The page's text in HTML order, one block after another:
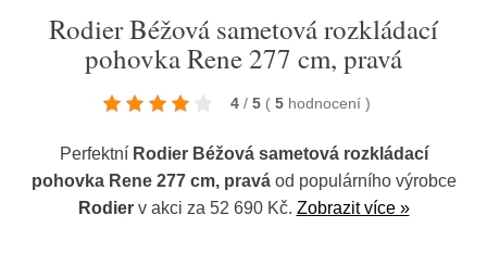
Rodier Béžová sametová rozkládací
pohovka Rene 277 cm, pravá
4 / 5 ( 5 hodnocení )
Perfektní Rodier Béžová sametová rozkládací
pohovka Rene 277 cm, praváod populárního výrobce
Rodierv akci za 52 690 Kč. Zobrazit více »